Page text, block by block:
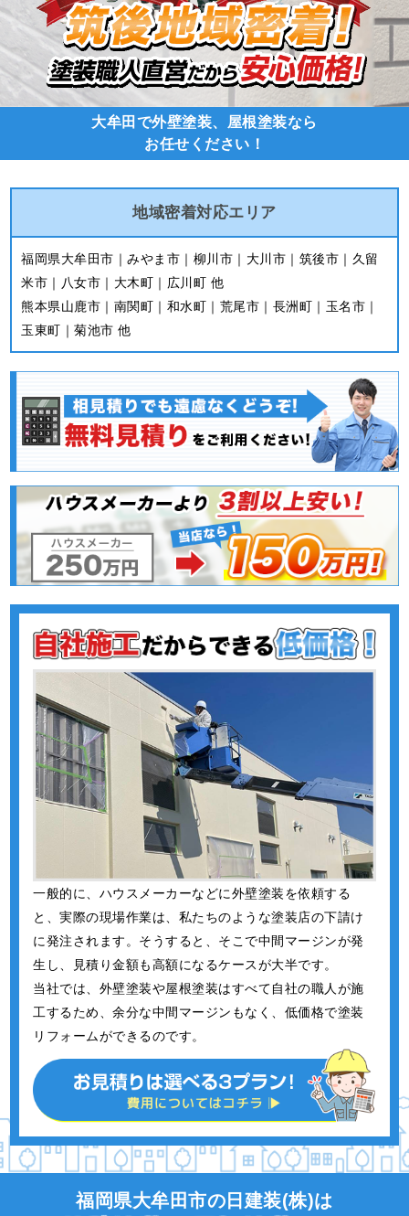
大牟田で外壁塗装、屋根塗装なら
お任せください！
地域密着対応エリア
福岡県大牟田市｜みやま市｜柳川市｜大川市｜筑後市｜久留
米市｜八女市｜大木町｜広川町 他
熊本県山鹿市｜南関町｜和水町｜荒尾市｜長洲町｜玉名市｜
玉東町｜菊池市 他
一般的に、ハウスメーカーなどに外壁塗装を依頼する
と、実際の現場作業は、私たちのような塗装店の下請け
に発注されます。そうすると、そこで中間マージンが発
生し、見積り金額も高額になるケースが大半です。
当社では、外壁塗装や屋根塗装はすべて自社の職人が施
工するため、余分な中間マージンもなく、低価格で塗装
リフォームができるのです。
福岡県大牟田市の日建装(株)は